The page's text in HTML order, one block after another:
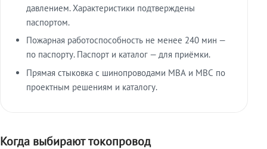
давлением. Характеристики подтверждены
паспортом.
Пожарная работоспособность не менее 240 мин —
по паспорту. Паспорт и каталог — для приёмки.
Прямая стыковка с шинопроводами МВА и МВС по
проектным решениям и каталогу.
Когда выбирают токопровод